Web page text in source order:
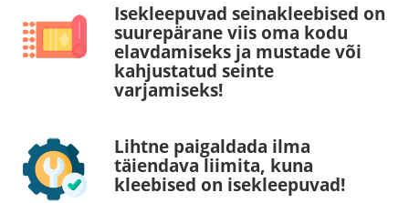
Isekleepuvad seinakleebised on
suurepärane viis oma kodu
elavdamiseks ja mustade või
kahjustatud seinte
varjamiseks!
Lihtne paigaldada ilma
täiendava liimita, kuna
kleebised on isekleepuvad!